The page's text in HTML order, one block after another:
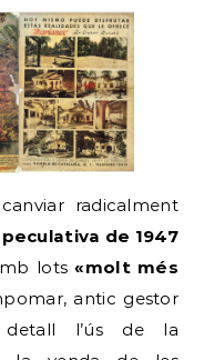
radicalment
de 1947
lots«molt més
antic gestor
l’ús de la